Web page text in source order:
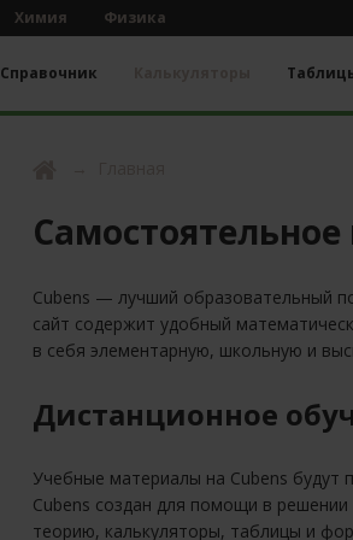
Химия Физика
Справочник
Cubens — лучший образовательный
сайт содержит удобный
в себя элементарную, школьную и
Дистанционное
Учебные материалы на Cubens будут
Cubens создан для помощи в
теорию, калькуляторы, таблицы и